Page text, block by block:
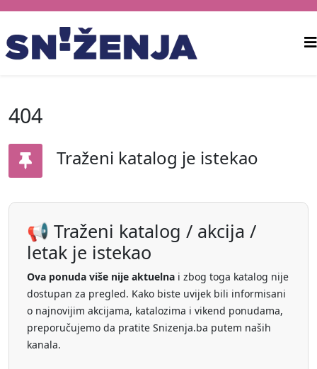
404
Traženi katalog je istekao
📢 Traženi katalog / akcija /
letak je istekao
Ova ponuda više nije aktuelna i zbog toga katalog nije
dostupan za pregled. Kako biste uvijek bili informisani
o najnovijim akcijama, katalozima i vikend ponudama,
preporučujemo da pratite Snizenja.ba putem naših
kanala.